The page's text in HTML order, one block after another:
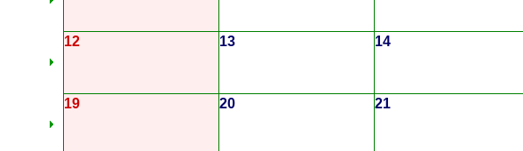
12 13 14
19 20 21